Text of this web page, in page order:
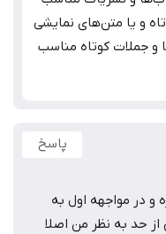
و یا متن‌های نمایشی
و جملات کوتاه مناسب
پاسخ
و در مواجهه اول به
حد به نظر من اصلا